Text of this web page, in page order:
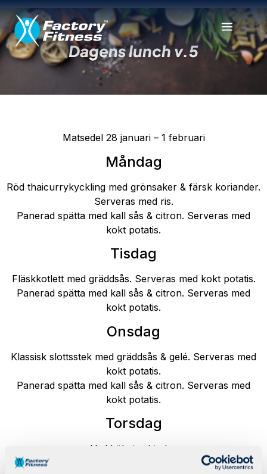
Dagens lunch v.5
Matsedel 28 januari – 1 februari
Måndag
Röd thaicurrykyckling med grönsaker & färsk koriander.
Serveras med ris.
Panerad spätta med kall sås & citron. Serveras med
kokt potatis.
Tisdag
Fläskkotlett med gräddsås. Serveras med kokt potatis.
Panerad spätta med kall sås & citron. Serveras med
kokt potatis.
Onsdag
Klassisk slottsstek med gräddsås & gelé. Serveras med
kokt potatis.
Panerad spätta med kall sås & citron. Serveras med
kokt potatis.
Torsdag
Vad köket erbjuder
Panerad spätta med kall sås &amp; citron. Serveras